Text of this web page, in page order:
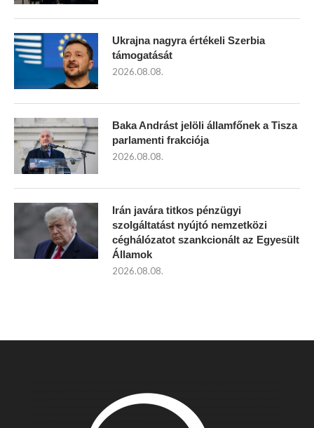
Ukrajna nagyra értékeli Szerbia
támogatását
2026.08.08.
Baka Andrást jelöli államfőnek a Tisza
parlamenti frakciója
2026.08.08.
Irán javára titkos pénzügyi
szolgáltatást nyújtó nemzetközi
céghálózatot szankcionált az Egyesült
Államok
2026.08.08.